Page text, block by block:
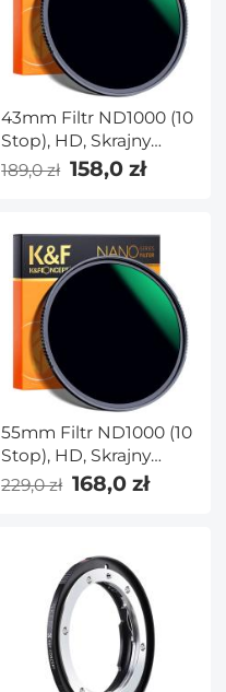
43mm Filtr ND1000 (10
Stop), HD, Skrajny
Cienki,
Wielowarstwowy,
189,0 zł 158,0 zł
55mm Filtr ND1000 (10
Stop), HD, Skrajny
Cienki,
229,0 zł 168,0 zł